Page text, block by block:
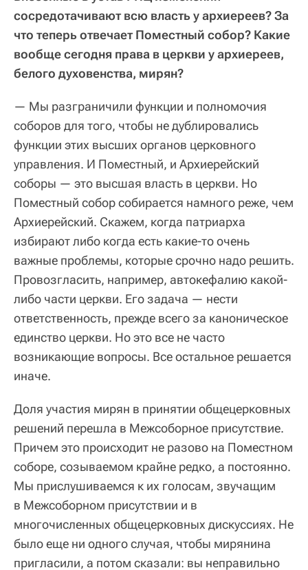
сосредотачивают всю власть у архиереев? За
что теперь отвечает Поместный собор? Какие
вообще сегодня права в церкви у архиереев,
белого духовенства, мирян?
— Мы разграничили функции и полномочия
соборов для того, чтобы не дублировались
функции этих высших органов церковного
управления. И Поместный, и Архиерейский
соборы — это высшая власть в церкви. Но
Поместный собор собирается намного реже, чем
Архиерейский. Скажем, когда патриарха
избирают либо когда есть какие-то очень
важные проблемы, которые срочно надо решить.
Провозгласить, например, автокефалию какой-
либо части церкви. Его задача — нести
ответственность, прежде всего за каноническое
единство церкви. Но это все не часто
возникающие вопросы. Все остальное решается
иначе.
Доля участия мирян в принятии общецерковных
решений перешла в Межсоборное присутствие.
Причем это происходит не разово на Поместном
соборе, созываемом крайне редко, а постоянно.
Мы прислушиваемся к их голосам, звучащим
в Межсоборном присутствии и в
многочисленных общецерковных дискуссиях. Не
было еще ни одного случая, чтобы мирянина
пригласили, а потом сказали: вы неправильно